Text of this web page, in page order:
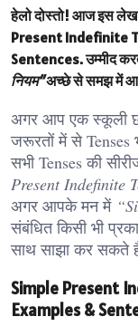
हेलो दोस्तो! आज इस
Present Indefinite
Sentences.उम्मीद
नियम”अच्छे से समझ में
अगर आप एक स्कूली
जरूरतों में से Tenses
सभी Tenses की
Present Indefinite
अगर आपके मन में
संबंधित किसी भी
साथ साझा कर सकते
Simple Present
Examples &